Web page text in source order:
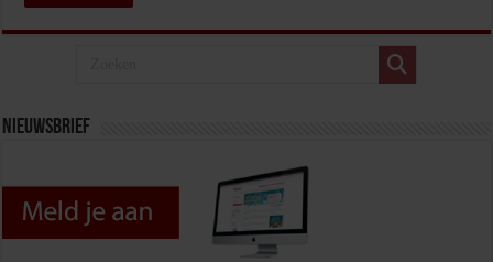
Nieuwsbrief